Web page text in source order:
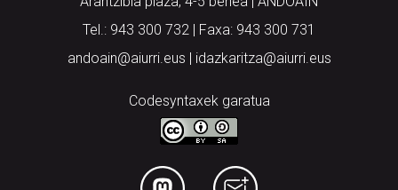
Tel.: 943 300 732 | Faxa: 943 300 731
andoain@aiurri.eus | idazkaritza@aiurri.eus
Codesyntaxek garatua